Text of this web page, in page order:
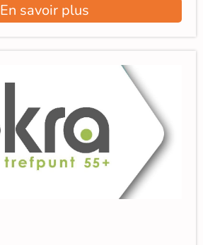
En savoir plus